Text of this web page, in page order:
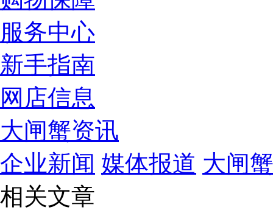
服务中心
新手指南
网店信息
大闸蟹资讯
企业新闻 媒体报道 大闸
相关文章